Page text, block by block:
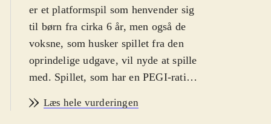
er et platformspil som henvender sig
til børn fra cirka 6 år, men også de
voksne, som husker spillet fra den
oprindelige udgave, vil nyde at spille
med. Spillet, som har en PEGI-rating
men det er absolut den humoristiske
Læs hele vurderingen